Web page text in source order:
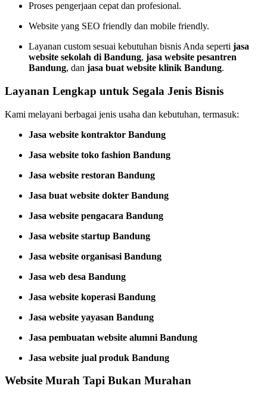
Proses pengerjaan cepat dan profesional.
Website yang SEO friendly dan mobile friendly.
Layanan custom sesuai kebutuhan bisnis Anda seperti jasa
website sekolah di Bandung, jasa website pesantren
Bandung, dan jasa buat website klinik Bandung.
Layanan Lengkap untuk Segala Jenis Bisnis
Kami melayani berbagai jenis usaha dan kebutuhan, termasuk:
Jasa website kontraktor Bandung
Jasa website toko fashion Bandung
Jasa website restoran Bandung
Jasa buat website dokter Bandung
Jasa website pengacara Bandung
Jasa website startup Bandung
Jasa website organisasi Bandung
Jasa web desa Bandung
Jasa website koperasi Bandung
Jasa website yayasan Bandung
Jasa pembuatan website alumni Bandung
Jasa website jual produk Bandung
Website Murah Tapi Bukan Murahan